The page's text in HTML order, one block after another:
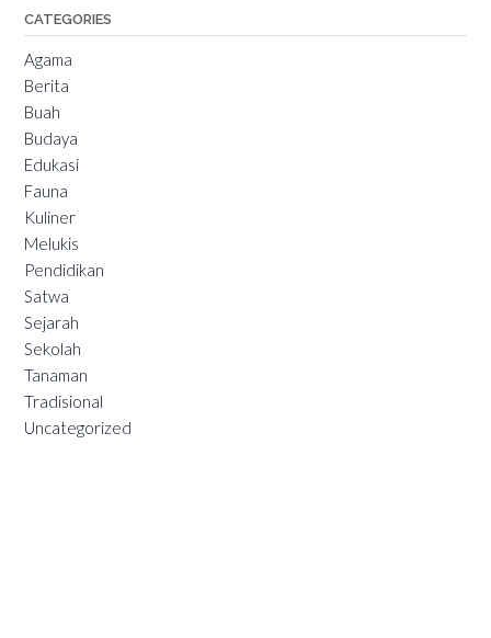
CATEGORIES
Agama
Berita
Buah
Budaya
Edukasi
Fauna
Kuliner
Melukis
Pendidikan
Satwa
Sejarah
Sekolah
Tanaman
Tradisional
Uncategorized